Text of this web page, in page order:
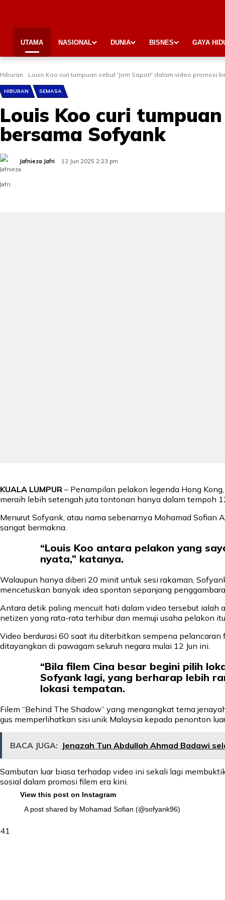
UTAMA NASIONAL DUNIA BISNES GAYA
Hiburan Louis Koo curi tumpuan sebut 'Jom Sapot!' dalam video promosi
HIBURAN SEMASA
Louis Koo curi
bersama Sofyank
Jafnieza Jafri 12 Jun 2025 2:23 pm
KUALA LUMPUR – Penampilan pelakon legenda Hong
meraih lebih setengah juta tontonan hanya dalam tempoh
Menurut Sofyank, atau nama sebenarnya Mohamad
sangat bermakna.
“Louis Koo antara pelakon yang
nyata,” katanya.
Walaupun hanya diberi 20 minit untuk sesi rakaman,
mencetuskan banyak idea spontan sepanjang
Antara detik paling mencuit hati dalam video tersebut ialah
netizen yang rata-rata terhibur dan memuji usaha pelakon
Video berdurasi 60 saat itu diterbitkan sempena pelancaran
ditayangkan di pawagam seluruh negara mulai 12 Jun ini.
“Bila filem Cina besar begini pilih
Sofyank lagi, yang berharap lebih
lokasi tempatan.
Filem “Behind The Shadow” yang mengangkat tema
gus memperlihatkan sisi unik Malaysia kepada penonton
BACA JUGA: Jenazah Tun Abdullah Ahmad Badawi
Sambutan luar biasa terhadap video ini sekali lagi
sosial dalam promosi filem era kini.
View this post on Instagram
A post shared by Mohamad Sofian (@sofyank96)
41